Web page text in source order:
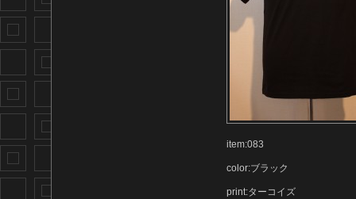
item:083
color:ブラック
print:ターコイズ